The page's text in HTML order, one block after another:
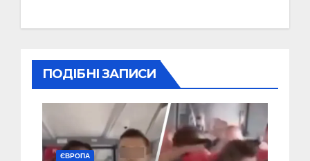
ПОДІБНІ ЗАПИСИ
ЄВРОПА